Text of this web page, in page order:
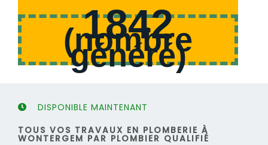
1842
(nombre
généré)
DISPONIBLE MAINTENANT
TOUS VOS TRAVAUX EN PLOMBERIE À
WONTERGEM PAR PLOMBIER QUALIFIÉ